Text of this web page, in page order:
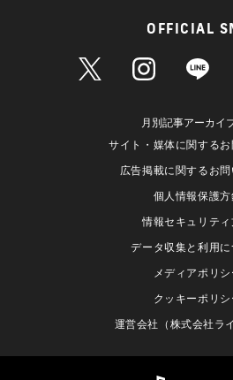
OFFICIAL
月別記事アーカイ
サイト・媒体に関する
広告掲載に関するお
個人情報保護方
情報セキュリティ
データ収集と利用に
メディアポリシ
クッキーポリシ
運営会社（株式会社ラ